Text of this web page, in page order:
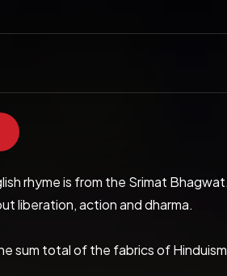
rhyme is from the Srimat
liberation, action and dharma.
sum total of the fabrics of